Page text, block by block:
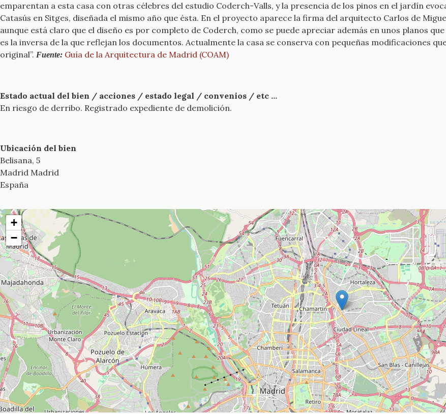
emparentan a esta casa con otras célebres del estudio Coderch-Valls, y la presencia de los pinos en el jardín
Catasús en Sitges, diseñada el mismo año que ésta. En el proyecto aparece la firma del arquitecto Carlos de
aunque está claro que el diseño es por completo de Coderch, como se puede apreciar además en unos planos
es la inversa de la que reflejan los documentos. Actualmente la casa se conserva con pequeñas modificaciones
original”. Fuente: Guía de la Arquitectura de Madrid (COAM)
Estado actual del bien / acciones / estado legal / convenios / etc ...
En riesgo de derribo. Registrado expediente de demolición.
Ubicación del bien
Belisana, 5
Madrid Madrid
España
+
−